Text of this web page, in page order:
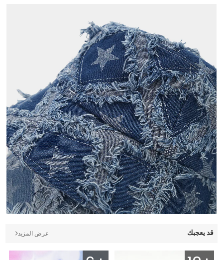
قد يعجبك عرض المزيد